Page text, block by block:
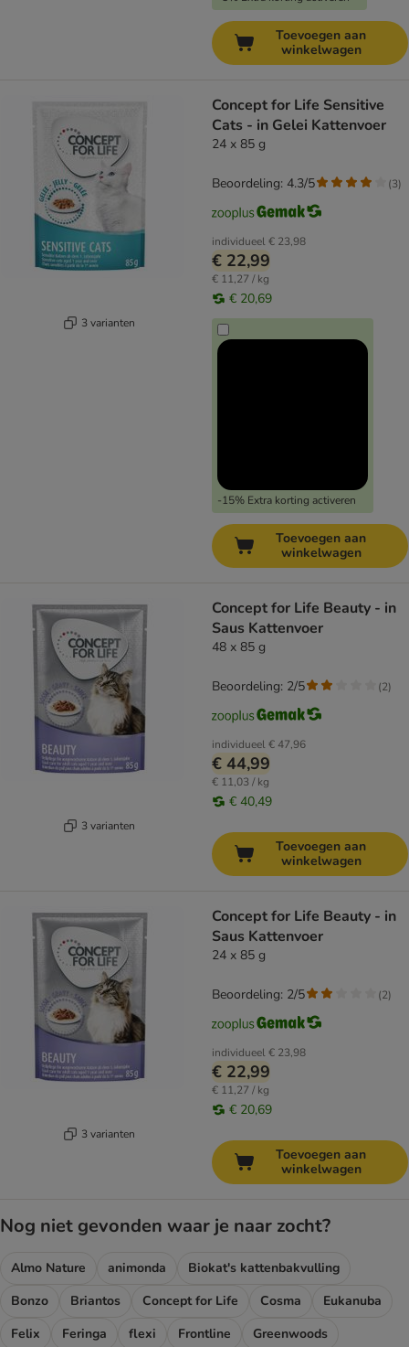
Toevoegen aan
winkelwagen
3 varianten
Concept for Life Sensitive
Cats - in Gelei Kattenvoer
24 x 85 g
individueel€ 23,98
€ 22,99
€ 11,27 / kg
€ 20,69
-15% Extra korting activeren
Beoordeling: 4.3/5 (3)
Toevoegen aan
winkelwagen
3 varianten
Concept for Life Beauty - in
Saus Kattenvoer
48 x 85 g
individueel€ 47,96
€ 44,99
€ 11,03 / kg
€ 40,49
Beoordeling: 2/5 (2)
Toevoegen aan
winkelwagen
3 varianten
Concept for Life Beauty - in
Saus Kattenvoer
24 x 85 g
individueel€ 23,98
€ 22,99
€ 11,27 / kg
€ 20,69
Beoordeling: 2/5 (2)
Toevoegen aan
winkelwagen
Nog niet gevonden waar je naar zocht?
Almo Nature animonda
Biokat's kattenbakvulling
Bonzo
Briantos Concept for Life Cosma
Eukanuba
Felix
Feringa flexi Frontline
Greenwoods